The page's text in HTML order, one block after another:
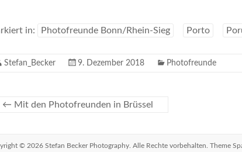
in: Photofreunde Bonn/Rhein-Sieg Porto
Stefan_Becker 9. Dezember 2018 Photofreunde
← Mit den Photofreunden in Brüssel
© 2026 Stefan Becker Photography . Alle Rechte vorbehalten. Theme